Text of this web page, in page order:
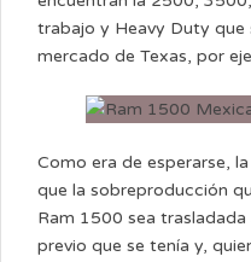
trabajo y Heavy Duty que
mercado de Texas, por
Como era de esperarse,
que la sobreproducción
Ram 1500 sea
previo que se tenía y,